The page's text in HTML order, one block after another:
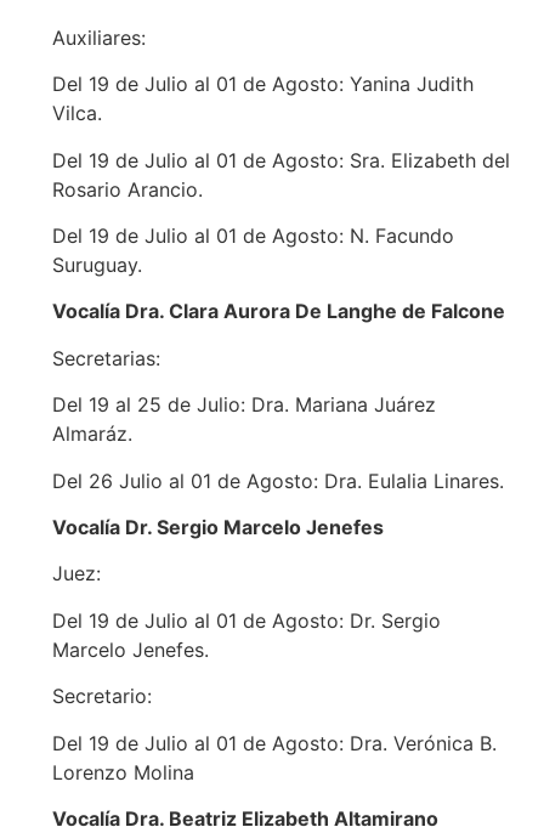
Auxiliares:
Del 19 de Julio al 01 de Agosto: Yanina Judith
Vilca.
Del 19 de Julio al 01 de Agosto: Sra. Elizabeth del
Rosario Arancio.
Del 19 de Julio al 01 de Agosto: N. Facundo
Suruguay.
Vocalía Dra. Clara Aurora De Langhe de Falcone
Secretarias:
Del 19 al 25 de Julio: Dra. Mariana Juárez
Almaráz.
Del 26 Julio al 01 de Agosto: Dra. Eulalia Linares.
Vocalía Dr. Sergio Marcelo Jenefes
Juez:
Del 19 de Julio al 01 de Agosto: Dr. Sergio
Marcelo Jenefes.
Secretario:
Del 19 de Julio al 01 de Agosto: Dra. Verónica B.
Lorenzo Molina
Vocalía Dra. Beatriz Elizabeth Altamirano